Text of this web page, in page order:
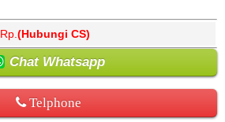
Rp. (Hubungi CS)
Chat Whatsapp
Telphone